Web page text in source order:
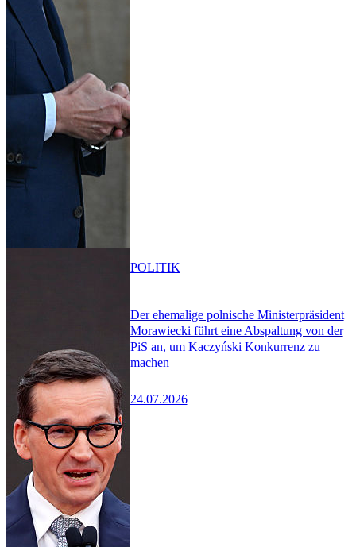
Der ehemalige polnische Ministerpräsident
Morawiecki führt eine Abspaltung von der
PiS an, um Kaczyński Konkurrenz zu
machen
24.07.2026
POLITIK